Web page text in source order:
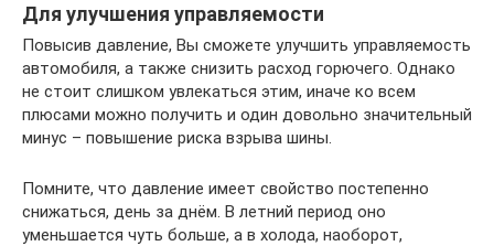
Для улучшения управляемости
Повысив давление, Вы сможете улучшить управляемость
автомобиля, а также снизить расход горючего. Однако
не стоит слишком увлекаться этим, иначе ко всем
плюсами можно получить и один довольно значительный
минус – повышение риска взрыва шины.
Помните, что давление имеет свойство постепенно
снижаться, день за днём. В летний период оно
уменьшается чуть больше, а в холода, наоборот,